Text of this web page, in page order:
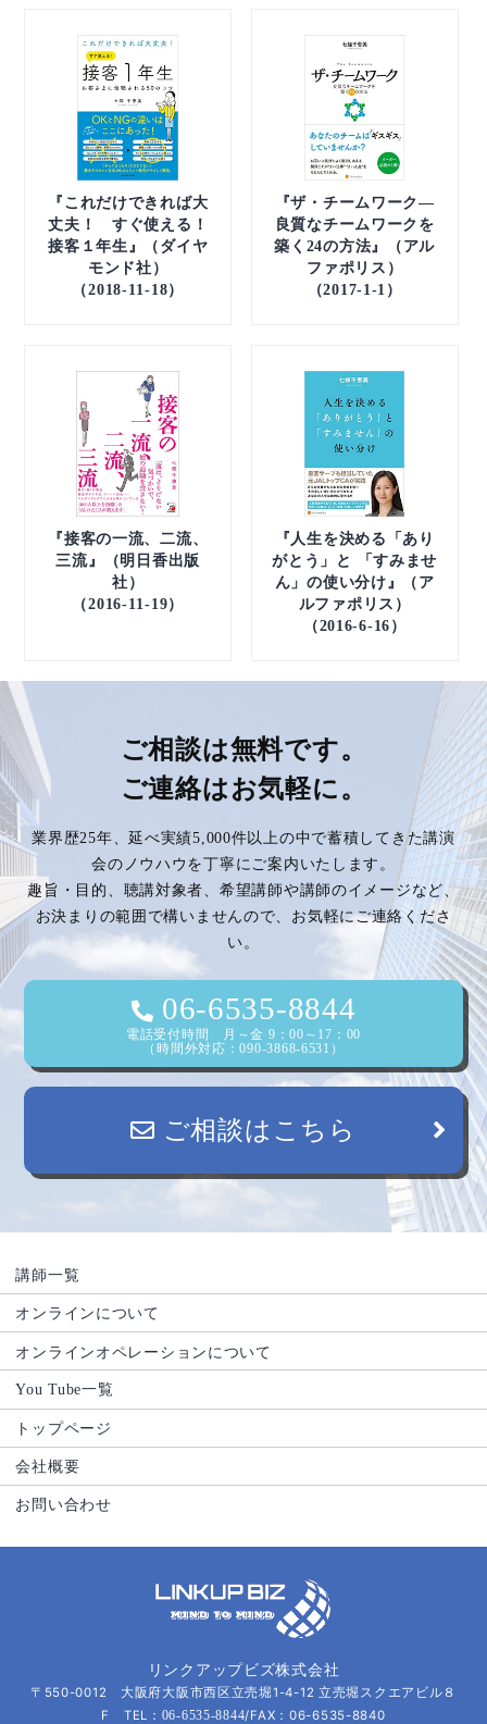
『これだけできれば大
丈夫！ すぐ使える！
接客１年生』（ダイヤ
モンド社）
（2018-11-18）
『ザ・チームワーク―
良質なチームワークを
築く24の方法』（アル
ファポリス）
（2017-1-1）
『接客の一流、二流、
三流』（明日香出版
社）
（2016-11-19）
『人生を決める「あり
がとう」と 「すみませ
ん」の使い分け』（ア
ルファポリス）
（2016-6-16）
ご相談は無料です。
ご連絡はお気軽に。
業界歴25年、延べ実績5,000件以上の中で蓄積してきた講演
会のノウハウを丁寧にご案内いたします。
趣旨・目的、聴講対象者、希望講師や講師のイメージなど、
お決まりの範囲で構いませんので、お気軽にご連絡くださ
い。
06-6535-8844
電話受付時間 月～金 9：00～17：00
（時間外対応：090-3868-6531）
ご相談はこちら
講師一覧
オンラインについて
オンラインオペレーションについて
You Tube一覧
トップページ
会社概要
お問い合わせ
リンクアップビズ株式会社
〒550-0012 大阪府大阪市西区立売堀1-4-12 立売堀スクエアビル８
F TEL： 06-6535-8844/FAX：06-6535-8840